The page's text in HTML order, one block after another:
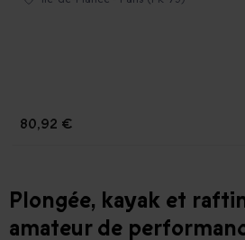
80,92 €
Plongée, kayak et
amateur de